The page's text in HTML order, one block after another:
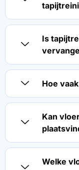
Is
Hoe
Kan
Welke